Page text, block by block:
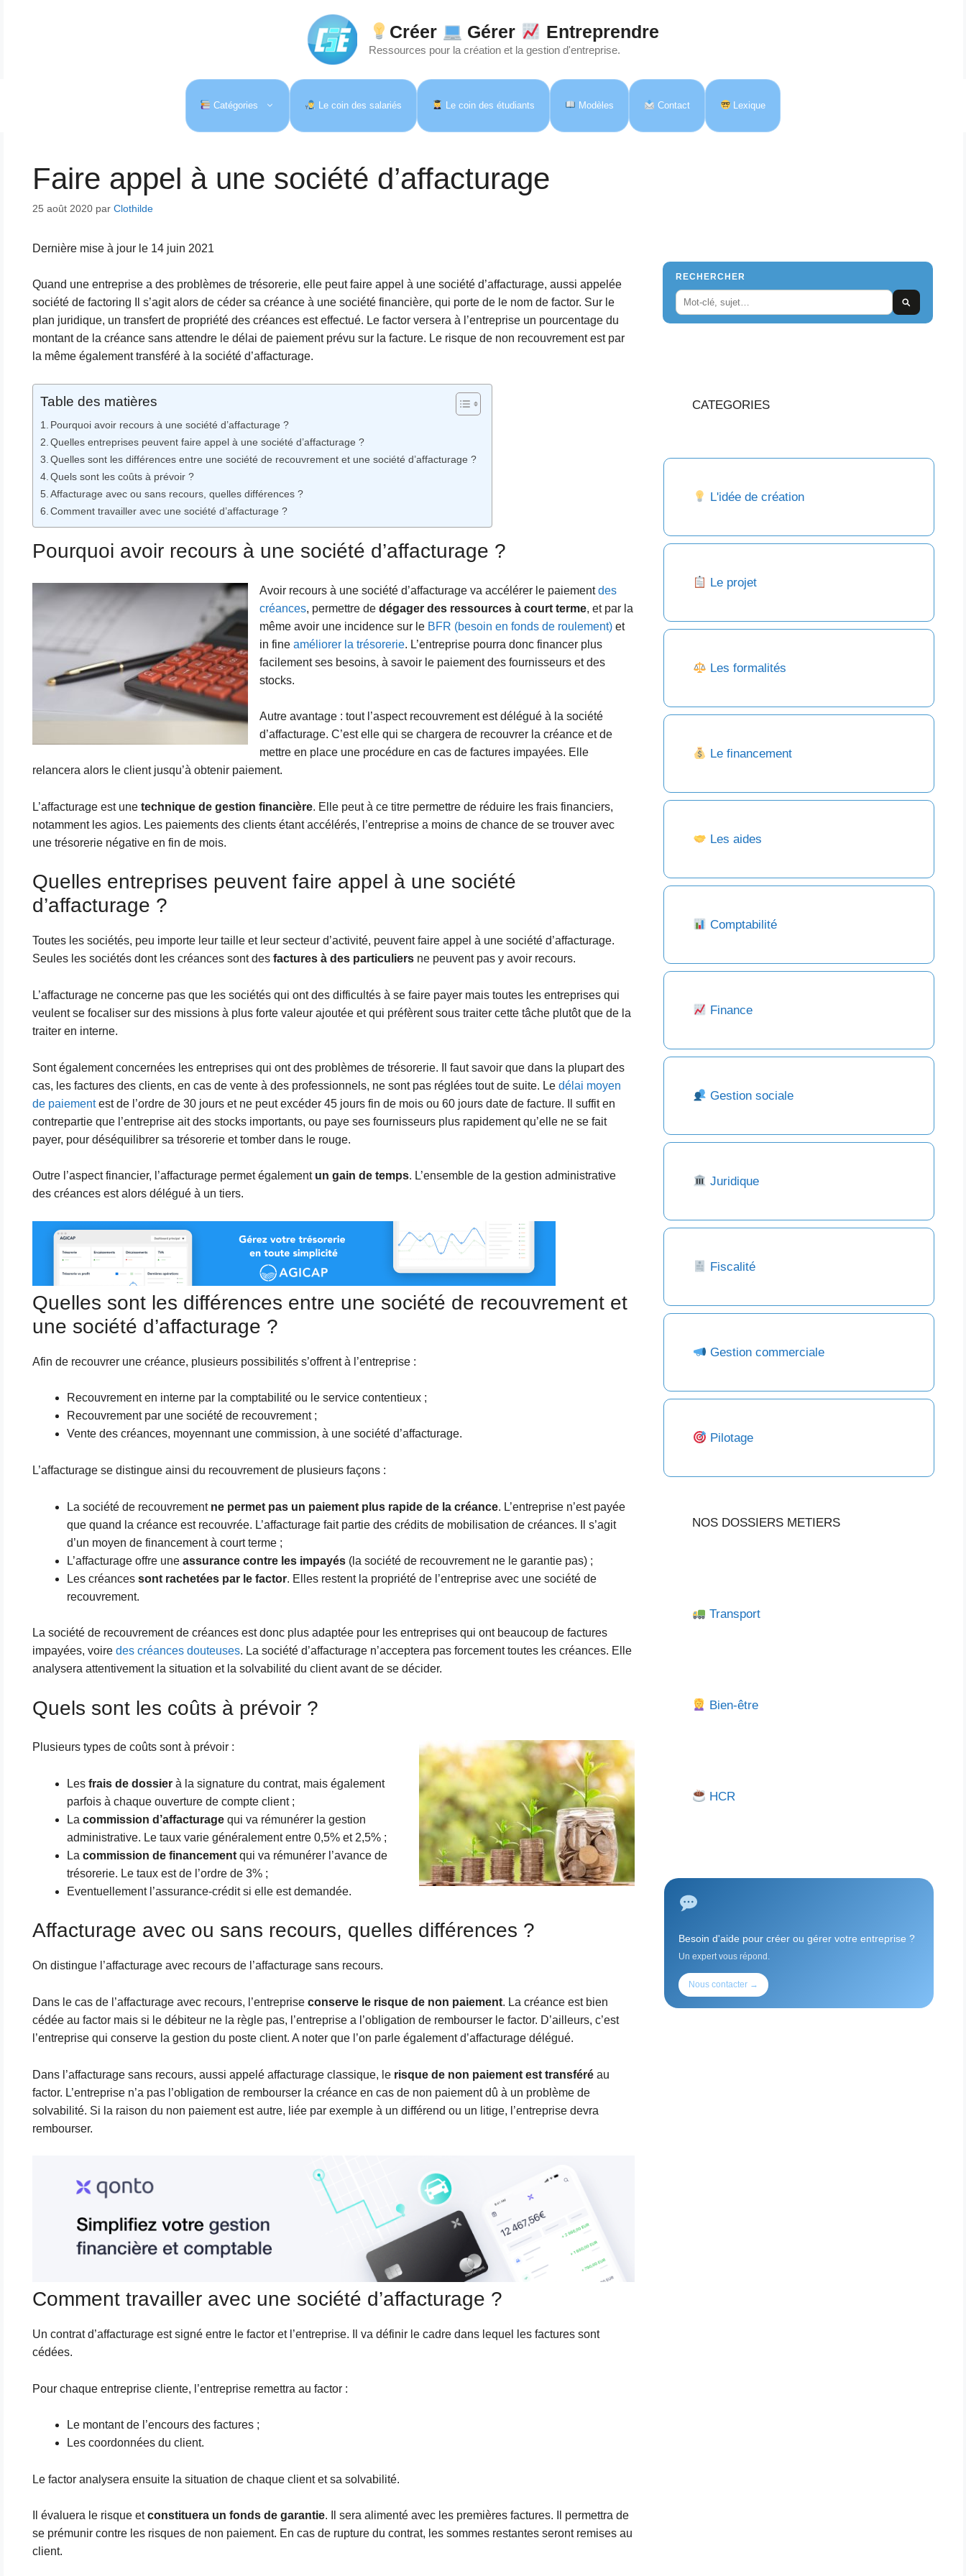
Créer Gérer Entreprendre
Ressources pour la création et la gestion d'entreprise.
Catégories Le coin des salariés Le coin des étudiants Modèles Contact Lexique
Faire appel à une société d’affacturage
25 août 2020 par Clothilde
Dernière mise à jour le 14 juin 2021
Quand une entreprise a des problèmes de trésorerie, elle peut faire appel à une société d’affacturage, aussi appelée
société de factoring Il s’agit alors de céder sa créance à une société financière, qui porte de le nom de factor. Sur le
plan juridique, un transfert de propriété des créances est effectué. Le factor versera à l’entreprise un pourcentage du
montant de la créance sans attendre le délai de paiement prévu sur la facture. Le risque de non recouvrement est par
la même également transféré à la société d’affacturage.
Table des matières
Pourquoi avoir recours à une société d’affacturage ?
Quelles entreprises peuvent faire appel à une société d’affacturage ?
Quelles sont les différences entre une société de recouvrement et une société d’affacturage ?
Quels sont les coûts à prévoir ?
Affacturage avec ou sans recours, quelles différences ?
Comment travailler avec une société d’affacturage ?
Pourquoi avoir recours à une société d’affacturage ?
Avoir recours à une société d’affacturage va accélérer le paiementdes
créances, permettre dedégager des ressources à court terme, et par la
même avoir une incidence sur le BFR (besoin en fonds de roulement)et
in fine améliorer la trésorerie. L’entreprise pourra donc financer plus
facilement ses besoins, à savoir le paiement des fournisseurs et des
stocks.
Autre avantage : tout l’aspect recouvrement est délégué à la société
d’affacturage. C’est elle qui se chargera de recouvrer la créance et de
mettre en place une procédure en cas de factures impayées. Elle
relancera alors le client jusqu’à obtenir paiement.
L’affacturage est une technique de gestion financière. Elle peut à ce titre permettre de réduire les frais financiers,
notamment les agios. Les paiements des clients étant accélérés, l’entreprise a moins de chance de se trouver avec
une trésorerie négative en fin de mois.
Quelles entreprises peuvent faire appel à une société
d’affacturage ?
Toutes les sociétés, peu importe leur taille et leur secteur d’activité, peuvent faire appel à une société d’affacturage.
Seules les sociétés dont les créances sont des factures à des particuliersne peuvent pas y avoir recours.
L’affacturage ne concerne pas que les sociétés qui ont des difficultés à se faire payer mais toutes les entreprises qui
veulent se focaliser sur des missions à plus forte valeur ajoutée et qui préfèrent sous traiter cette tâche plutôt que de la
traiter en interne.
Sont également concernées les entreprises qui ont des problèmes de trésorerie. Il faut savoir que dans la plupart des
cas, les factures des clients, en cas de vente à des professionnels, ne sont pas réglées tout de suite. Le délai moyen
de paiementest de l’ordre de 30 jours et ne peut excéder 45 jours fin de mois ou 60 jours date de facture. Il suffit en
contrepartie que l’entreprise ait des stocks importants, ou paye ses fournisseurs plus rapidement qu’elle ne se fait
payer, pour déséquilibrer sa trésorerie et tomber dans le rouge.
Outre l’aspect financier, l’affacturage permet également un gain de temps. L’ensemble de la gestion administrative
des créances est alors délégué à un tiers.
Quelles sont les différences entre une société de recouvrement et
une société d’affacturage ?
Afin de recouvrer une créance, plusieurs possibilités s’offrent à l’entreprise :
Recouvrement en interne par la comptabilité ou le service contentieux ;
Recouvrement par une société de recouvrement ;
Vente des créances, moyennant une commission, à une société d’affacturage.
L’affacturage se distingue ainsi du recouvrement de plusieurs façons :
La société de recouvrementne permet pas un paiement plus rapide de la créance. L’entreprise n’est payée
que quand la créance est recouvrée. L’affacturage fait partie des crédits de mobilisation de créances. Il s’agit
d’un moyen de financement à court terme ;
L’affacturage offre une assurance contre les impayés(la société de recouvrement ne le garantie pas) ;
Les créances sont rachetées par le factor. Elles restent la propriété de l’entreprise avec une société de
recouvrement.
La société de recouvrement de créances est donc plus adaptée pour les entreprises qui ont beaucoup de factures
impayées, voire des créances douteuses. La société d’affacturage n’acceptera pas forcement toutes les créances. Elle
analysera attentivement la situation et la solvabilité du client avant de se décider.
Quels sont les coûts à prévoir ?
Plusieurs types de coûts sont à prévoir :
Les frais de dossierà la signature du contrat, mais également
parfois à chaque ouverture de compte client ;
La commission d’affacturagequi va rémunérer la gestion
administrative. Le taux varie généralement entre 0,5% et 2,5% ;
La commission de financementqui va rémunérer l’avance de
trésorerie. Le taux est de l’ordre de 3% ;
Eventuellement l’assurance-crédit si elle est demandée.
Affacturage avec ou sans recours, quelles différences ?
On distingue l’affacturage avec recours de l’affacturage sans recours.
Dans le cas de l’affacturage avec recours, l’entreprise conserve le risque de non paiement. La créance est bien
cédée au factor mais si le débiteur ne la règle pas, l’entreprise a l’obligation de rembourser le factor. D’ailleurs, c’est
l’entreprise qui conserve la gestion du poste client. A noter que l’on parle également d’affacturage délégué.
Dans l’affacturage sans recours, aussi appelé affacturage classique, le risque de non paiement est transféréau
factor. L’entreprise n’a pas l’obligation de rembourser la créance en cas de non paiement dû à un problème de
solvabilité. Si la raison du non paiement est autre, liée par exemple à un différend ou un litige, l’entreprise devra
rembourser.
Comment travailler avec une société d’affacturage ?
Un contrat d’affacturage est signé entre le factor et l’entreprise. Il va définir le cadre dans lequel les factures sont
cédées.
Pour chaque entreprise cliente, l’entreprise remettra au factor :
Le montant de l’encours des factures ;
Les coordonnées du client.
Le factor analysera ensuite la situation de chaque client et sa solvabilité.
Il évaluera le risque etconstituera un fonds de garantie. Il sera alimenté avec les premières factures. Il permettra de
se prémunir contre les risques de non paiement. En cas de rupture du contrat, les sommes restantes seront remises au
client.
RECHERCHER
CATEGORIES
L'idée de création
Le projet
Les formalités
Le financement
Les aides
Comptabilité
Finance
Gestion sociale
Juridique
Fiscalité
Gestion commerciale
Pilotage
NOS DOSSIERS METIERS
Transport
Bien-être
HCR
Besoin d'aide pour créer ou gérer votre entreprise ?
Un expert vous répond.
Nous contacter →